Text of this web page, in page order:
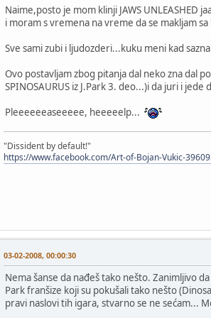
Naime,posto je mom klinji JAWS UNLEASHED
i moram s vremena na vreme da se makljam
Sve sami zubi i ljudozderi...kuku meni kad
Ovo postavljam zbog pitanja dal neko zna dal
SPINOSAURUS iz J.Park 3. deo...)i da juri i
Pleeeeeeaseeeee, heeeeelp...
"Dissident by default!"
https://www.facebook.com/Art-of-Bojan-Vukic-
03-02-2008, 00:00:30
Nema šanse da nađeš tako nešto. Zanimljivo
Park franšize koji su pokušali tako nešto
pravi naslovi tih igara, stvarno se ne sećam...